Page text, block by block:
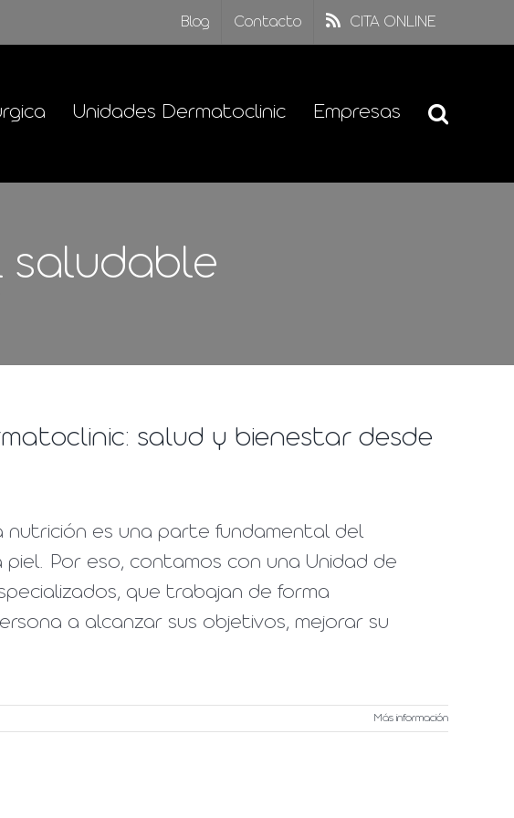
Blog Contacto CITA ONLINE
Unidades Dermatoclinic Empresas
saludable
salud y bienestar desde
nutrición es una parte fundamental del
Por eso, contamos con una Unidad de
que trabajan de forma
a alcanzar sus objetivos, mejorar su
Más información